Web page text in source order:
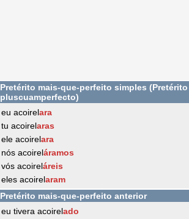
Pretérito mais-que-perfeito simples (Pretérito
pluscuamperfecto)
eu acoirelara
tu acoirelaras
ele acoirelara
nós acoireláramos
vós acoireláreis
eles acoirelaram
Pretérito mais-que-perfeito anterior
eu tivera acoirelado